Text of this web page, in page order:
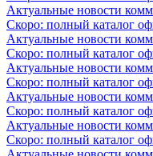
Актуальные новости
Скоро: полный каталог
Актуальные новости
Скоро: полный каталог
Актуальные новости
Скоро: полный каталог
Актуальные новости
Скоро: полный каталог
Актуальные новости
Скоро: полный каталог